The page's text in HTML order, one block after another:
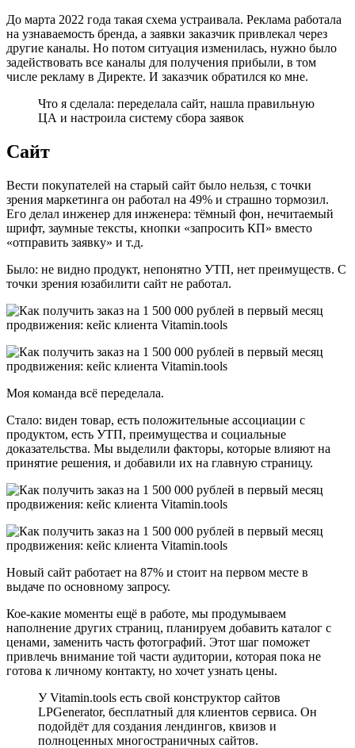
До марта 2022 года такая схема устраивала. Реклама работала
на узнаваемость бренда, а заявки заказчик привлекал через
другие каналы. Но потом ситуация изменилась, нужно было
задействовать все каналы для получения прибыли, в том
числе рекламу в Директе. И заказчик обратился ко мне.
Что я сделала: переделала сайт, нашла правильную
ЦА и настроила систему сбора заявок
Сайт
Вести покупателей на старый сайт было нельзя, с точки
зрения маркетинга он работал на 49% и страшно тормозил.
Его делал инженер для инженера: тёмный фон, нечитаемый
шрифт, заумные тексты, кнопки «запросить КП» вместо
«отправить заявку» и т.д.
Было: не видно продукт, непонятно УТП, нет преимуществ. С
точки зрения юзабилити сайт не работал.
Моя команда всё переделала.
Стало: виден товар, есть положительные ассоциации с
продуктом, есть УТП, преимущества и социальные
доказательства. Мы выделили факторы, которые влияют на
принятие решения, и добавили их на главную страницу.
Новый сайт работает на 87% и стоит на первом месте в
выдаче по основному запросу.
Кое-какие моменты ещё в работе, мы продумываем
наполнение других страниц, планируем добавить каталог с
ценами, заменить часть фотографий. Этот шаг поможет
привлечь внимание той части аудитории, которая пока не
готова к личному контакту, но хочет узнать цены.
У Vitamin.tools есть свой конструктор сайтов
LPGenerator, бесплатный для клиентов сервиса. Он
подойдёт для создания лендингов, квизов и
полноценных многостраничных сайтов.